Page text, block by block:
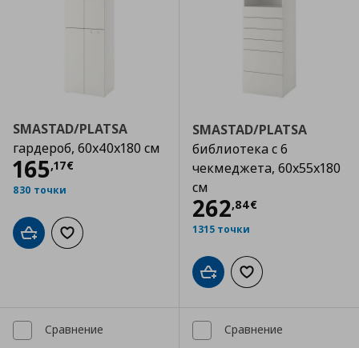
SMASTAD/PLATSA
гардероб, 60x40x180 см
165,17€
Цена
830 точки
Добави в кошницата
Добави към списъка с любими
SMASTAD/PLATSA
библиотека с 6
чекмеджета, 60x55x180
см
262,84€
Цена262,84 €
1315 точки
Добави в кошницата
Добави към
Сравнение Сравнение